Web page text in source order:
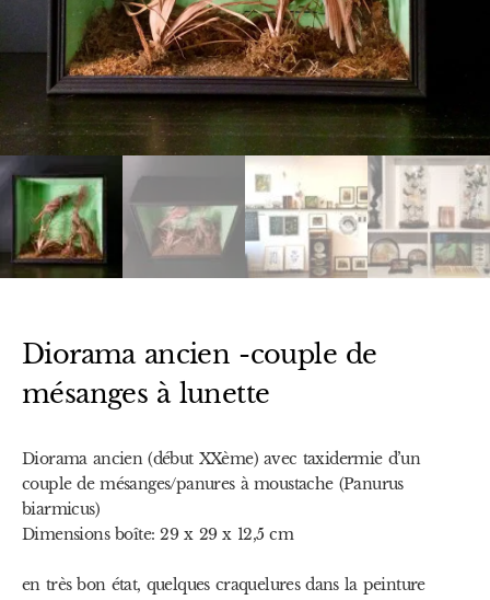
Diorama ancien -couple de
mésanges à lunette
Diorama ancien (début XXème) avec taxidermie d’un
couple de mésanges/panures à moustache (Panurus
biarmicus)
Dimensions boîte: 29 x 29 x 12,5 cm
en très bon état, quelques craquelures dans la peinture